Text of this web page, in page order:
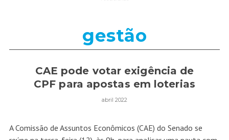
gestão
CAE pode votar exigência de
CPF para apostas em loterias
abril 2022
A Comissão de Assuntos Econômicos (CAE) do Senado se